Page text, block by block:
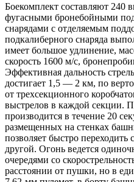
Боекомплект составляют 240
фугасными бронебойными
снарядами с отделяемым
подкалиберного снаряда
имеет большое удлинение,
скорость 1600 м/с,
Эффективная дальность
достигает 1,5 — 2 км, по
от трехсекционного
выстрелов в каждой секции.
производится в течение 20
размещенных на стенках
позволяет быстро переходить
другой. Огонь ведется
очередями со
расстоянии от пушки, но в